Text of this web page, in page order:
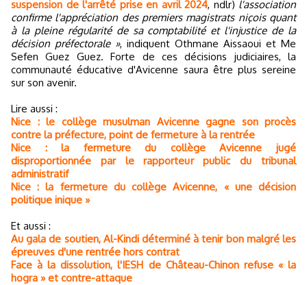
suspension de l'arrêté prise en avril 2024, ndlr) l'association
confirme l'appréciation des premiers magistrats niçois quant
à la pleine régularité de sa comptabilité et l'injustice de la
décision préfectorale », indiquent Othmane Aissaoui et Me
Sefen Guez Guez. Forte de ces décisions judiciaires, la
communauté éducative d'Avicenne saura être plus sereine
sur son avenir.
Lire aussi :
Nice : le collège musulman Avicenne gagne son procès
contre la préfecture, point de fermeture à la rentrée
Nice : la fermeture du collège Avicenne jugé
disproportionnée par le rapporteur public du tribunal
administratif
Nice : la fermeture du collège Avicenne, « une décision
politique inique »
Et aussi :
Au gala de soutien, Al-Kindi déterminé à tenir bon malgré les
épreuves d'une rentrée hors contrat
Face à la dissolution, l'IESH de Château-Chinon refuse « la
hogra » et contre-attaque